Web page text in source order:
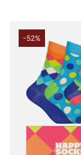
-52%